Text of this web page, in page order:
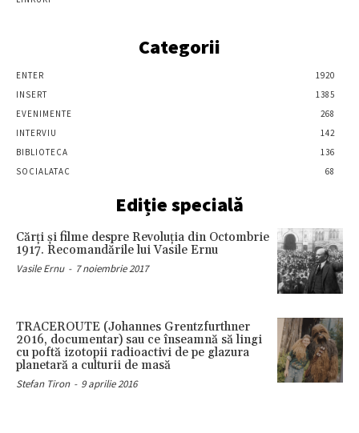
Categorii
ENTER
1920
INSERT
1385
EVENIMENTE
268
INTERVIU
142
BIBLIOTECA
136
SOCIALATAC
68
Ediție specială
Cărţi şi filme despre Revoluţia din Octombrie
1917. Recomandările lui Vasile Ernu
Vasile Ernu - 7 noiembrie 2017
TRACEROUTE (Johannes Grentzfurthner
2016, documentar) sau ce înseamnă să lingi
cu poftă izotopii radioactivi de pe glazura
planetară a culturii de masă
Stefan Tiron - 9 aprilie 2016